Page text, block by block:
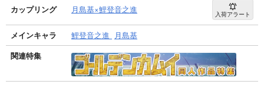
カップリング 月島基×鯉登音之進 入荷アラート
メインキャラ 鯉登音之進
月島基
関連特集